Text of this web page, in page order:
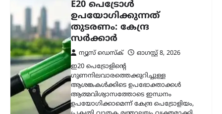
ലേറ്റസ്റ്റ് ന്യൂസ്
‘കേരളത്തിൽ ബിജെപി
അല്ല, പക്ഷേ
ബിജെപിക്കായി
ഭരിക്കുന്നത് യുഡിഎഫ്’;
സതീശനെതിരെ എം.വി.
ഗോവിന്ദൻ
ന്യൂസ് ഡെസ്ക്
ഓഗസ്റ്റ്‌ 8, 2026
കേരളത്തിൽ ബിജെപി